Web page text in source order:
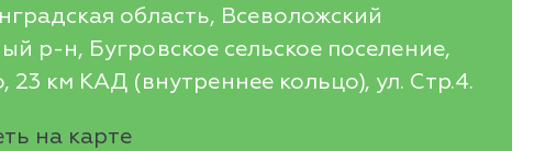
область, Всеволожский
р-н, Бугровское сельское поселение,
км КАД (внутреннее кольцо), ул. Стр.4.
на карте